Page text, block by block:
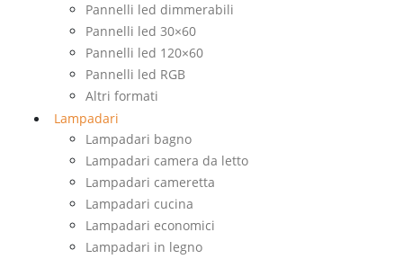
Pannelli led dimmerabili
Pannelli led 30×60
Pannelli led 120×60
Pannelli led RGB
Altri formati
Lampadari
Lampadari bagno
Lampadari camera da letto
Lampadari cameretta
Lampadari cucina
Lampadari economici
Lampadari in legno